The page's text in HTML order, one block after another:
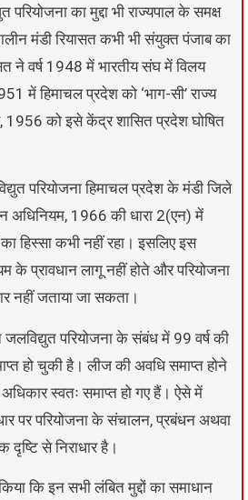
का मुद्दा भी राज्यपाल के समक्ष
मंडी रियासत कभी भी संयुक्त पंजाब का
ने वर्ष 1948 में भारतीय संघ में विलय
में हिमाचल प्रदेश को ‘भाग-सी’ राज्य
1956 को इसे केंद्र शासित प्रदेश घोषित
परियोजना हिमाचल प्रदेश के मंडी जिले
अधिनियम, 1966 की धारा 2(एन) में
का हिस्सा कभी नहीं रहा। इसलिए इस
के प्रावधान लागू नहीं होते और परियोजना
नहीं जताया जा सकता।
परियोजना के संबंध में 99 वर्ष की
हो चुकी है। लीज की अवधि समाप्त होने
स्वतः समाप्त हो गए हैं। ऐसे में
पर परियोजना के संचालन, प्रबंधन अथवा
दृष्टि से निराधार है।
कि इन सभी लंबित मुद्दों का समाधान